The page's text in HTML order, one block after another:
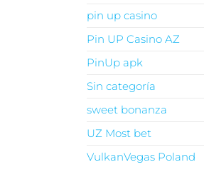
pin up casino
Pin UP Casino AZ
PinUp apk
Sin categoría
sweet bonanza
UZ Most bet
VulkanVegas Poland